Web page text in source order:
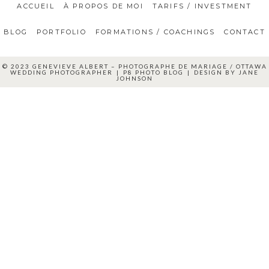
ACCUEIL À PROPOS DE MOI TARIFS / INVESTMENT
BLOG PORTFOLIO FORMATIONS / COACHINGS CONTACT
© 2023 GENEVIEVE ALBERT – PHOTOGRAPHE DE MARIAGE / OTTAWA
WEDDING PHOTOGRAPHER
| P8 PHOTO BLOG | DESIGN BY
JANE
JOHNSON